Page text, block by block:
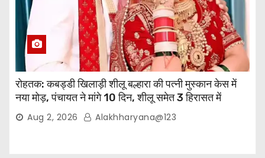
रोहतक: कबड्डी खिलाड़ी शीलू बल्हारा की पत्नी मुस्कान केस में
नया मोड़, पंचायत ने मांगे 10 दिन, शीलू समेत 3 हिरासत में
Aug 2, 2026 Alakhharyana@123